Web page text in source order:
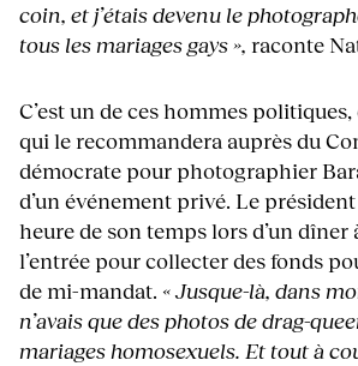
coin, et j’étais devenu le
tous les mariages gays », raconte
C’est un de ces hommes
qui le recommandera auprès du
démocrate pour photographier
d’un événement privé. Le
heure de son temps lors d’un dîner
l’entrée pour collecter des fonds
de mi-mandat. « Jusque-là, dans
n’avais que des photos de drag-
mariages homosexuels. Et tout à